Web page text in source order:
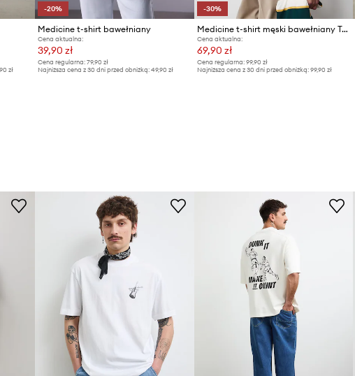
zł
-20%
Medicine t-shirt bawełniany
Cena aktualna:
39,90 zł
Cena regularna: 79,90 zł
Najniższa cena z 30 dni przed obniżką: 49,90 zł
-30%
Medicine t-shirt męski bawełniany Twin Peaks
Cena aktualna:
69,90 zł
Cena regularna: 99,90 zł
Najniższa cena z 30 dni przed obniżką: 99,90 zł